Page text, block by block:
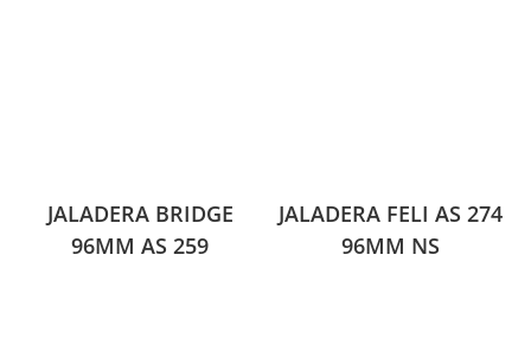
JALADERA BRIDGE
96MM AS 259
JALADERA FELI AS 274
96MM NS